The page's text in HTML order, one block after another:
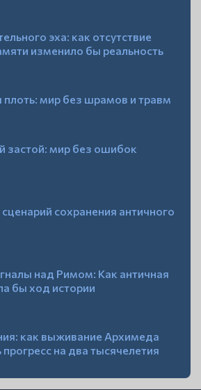
эха: как отсутствие
изменило бы реальность
плоть: мир без шрамов и травм
застой: мир без ошибок
сохранения античного
над Римом: Как античная
бы ход истории
как выживание Архимеда
на два тысячелетия